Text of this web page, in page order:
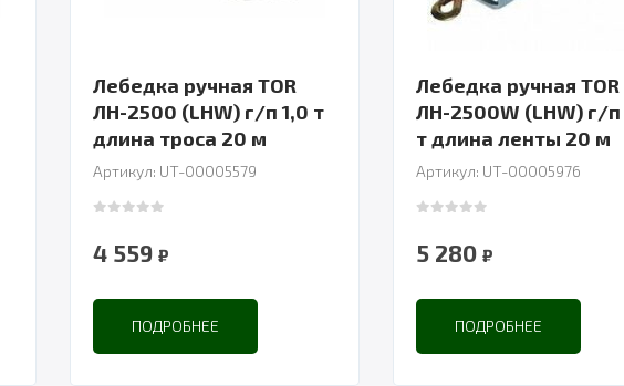
Лебедка ручная TOR
ЛН-2500 (LHW) г/п 1,0 т
длина троса 20 м
Артикул: UT-00005579
4 559 ₽
ПОДРОБНЕЕ
Лебедка ручная TOR
ЛН-2500W (LHW) г/п
т длина ленты 20 м
Артикул: UT-00005976
5 280 ₽
ПОДРОБНЕЕ